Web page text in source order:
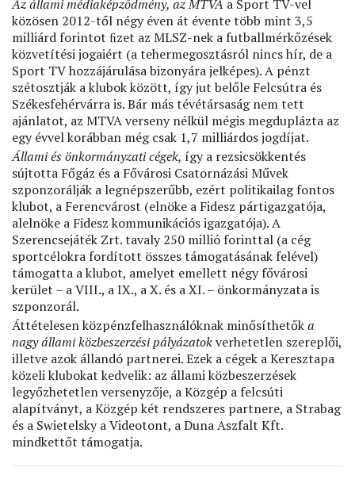
Az állami médiaképződmény, az MTVA a Sport TV-vel
közösen 2012-től négy éven át évente több mint 3,5
milliárd forintot ﬁzet az MLSZ-nek a futballmérkőzések
közvetítési jogaiért (a tehermegosztásról nincs hír, de a
Sport TV hozzájárulása bizonyára jelképes). A pénzt
szétosztják a klubok között, így jut belőle Felcsútra és
Székesfehérvárra is. Bár más tévétársaság nem tett
ajánlatot, az MTVA verseny nélkül mégis megduplázta az
egy évvel korábban még csak 1,7 milliárdos jogdíjat.
Állami és önkormányzati cégek, így a rezsicsökkentés
sújtotta Főgáz és a Fővárosi Csatornázási Művek
szponzorálják a legnépszerűbb, ezért politikailag fontos
klubot, a Ferencvárost (elnöke a Fidesz pártigazgatója,
alelnöke a Fidesz kommunikációs igazgatója). A
Szerencsejáték Zrt. tavaly 250 millió forinttal (a cég
sportcélokra fordított összes támogatásának felével)
támogatta a klubot, amelyet emellett négy fővárosi
kerület – a VIII., a IX., a X. és a XI. – önkormányzata is
szponzorál.
Áttételesen közpénzfelhasználóknak minősíthetőka
nagy állami közbeszerzési pályázatokverhetetlen szereplői,
illetve azok állandó partnerei. Ezek a cégek a Keresztapa
közeli klubokat kedvelik: az állami közbeszerzések
legyőzhetetlen versenyzője, a Közgép a felcsúti
alapítványt, a Közgép két rendszeres partnere, a Strabag
és a Swietelsky a Videotont, a Duna Aszfalt Kft.
mindkettőt támogatja.